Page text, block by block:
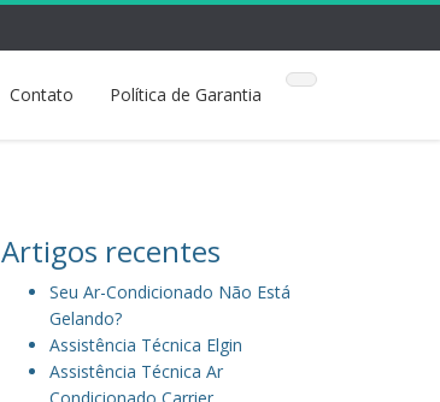
Contato Política de Garantia
Artigos recentes
Seu Ar-Condicionado Não Está
Gelando?
Assistência Técnica Elgin
Assistência Técnica Ar